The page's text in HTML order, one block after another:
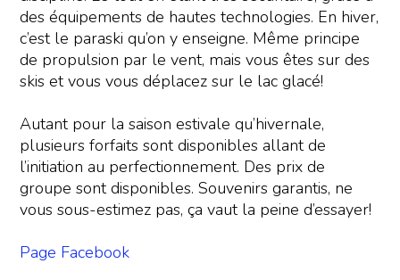
des équipements de hautes technologies. En hiver,
c’est le paraski qu’on y enseigne. Même principe
de propulsion par le vent, mais vous êtes sur des
skis et vous vous déplacez sur le lac glacé!
Autant pour la saison estivale qu’hivernale,
plusieurs forfaits sont disponibles allant de
l’initiation au perfectionnement. Des prix de
groupe sont disponibles. Souvenirs garantis, ne
vous sous-estimez pas, ça vaut la peine d’essayer!
Page Facebook